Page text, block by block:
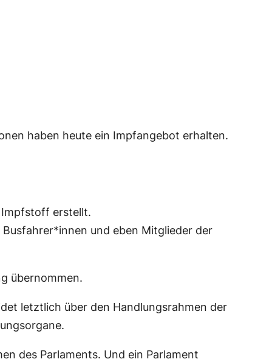
haben heute ein Impfangebot erhalten.
Impfstoff erstellt.
und eben Mitglieder der
übernommen.
letztlich über den Handlungsrahmen der
des Parlaments. Und ein Parlament